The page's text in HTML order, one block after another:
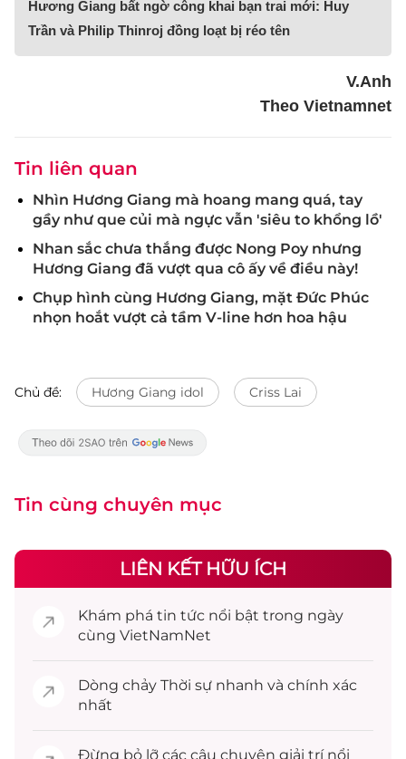
Hương Giang bất ngờ công khai bạn trai mới: Huy
Trần và Philip Thinroj đồng loạt bị réo tên
V.Anh
Theo Vietnamnet
Tin liên quan
Nhìn Hương Giang mà hoang mang quá, tay
gầy như que củi mà ngực vẫn 'siêu to khổng lồ'
Nhan sắc chưa thắng được Nong Poy nhưng
Hương Giang đã vượt qua cô ấy về điều này!
Chụp hình cùng Hương Giang, mặt Đức Phúc
nhọn hoắt vượt cả tầm V-line hơn hoa hậu
Chủ đề: Hương Giang idol Criss Lai
Tin cùng chuyên mục
LIÊN KẾT HỮU ÍCH
Khám phá tin tức nổi bật trong ngày
cùng VietNamNet
Dòng chảy Thời sự nhanh và chính xác
nhất
Đừng bỏ lỡ các câu chuyện giải trínổi